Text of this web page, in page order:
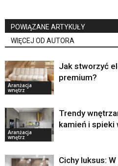
POWIĄZANE ARTYKUŁY
WIĘCEJ OD AUTORA
Aranżacja
wnętrz
Jak stworzyć
premium?
Aranżacja
wnętrz
Trendy
kamień i spieki
Cichy luksus: